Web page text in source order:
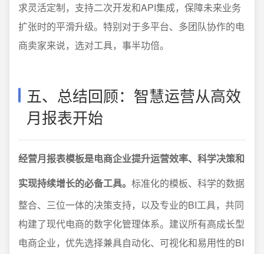
求灵活定制，支持二次开发和API集成，保障未来业务
扩张时的平滑升级。特别对于多平台、多团队协作的电
商卖家来说，选对工具，事半功倍。
五、总结回顾：智慧运营从高效
月报表开始
经营月报表模板是电商企业提升运营效率、科学决策和
实现持续增长的必备工具。 标准化的模板、科学的数据
整合、三位一体的决策支持，以及专业的BI工具，共同
构建了现代电商的数字化管理体系。建议所有高成长型
电商企业，优先选择兼具自动化、可视化和易用性的BI